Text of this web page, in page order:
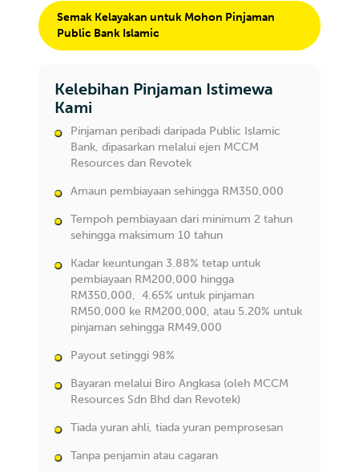
Semak Kelayakan untuk Mohon Pinjaman
Public Bank Islamic
Kelebihan Pinjaman Istimewa
Kami
Pinjaman peribadi daripada Public Islamic
Bank, dipasarkan melalui ejen MCCM
Resources dan Revotek
Amaun pembiayaan sehingga RM350,000
Tempoh pembiayaan dari minimum 2 tahun
sehingga maksimum 10 tahun
Kadar keuntungan 3.88% tetap untuk
pembiayaan RM200,000 hingga
RM350,000, 4.65% untuk pinjaman
RM50,000 ke RM200,000, atau 5.20% untuk
pinjaman sehingga RM49,000
Payout setinggi 98%
Bayaran melalui Biro Angkasa (oleh MCCM
Resources Sdn Bhd dan Revotek)
Tiada yuran ahli, tiada yuran pemprosesan
Tanpa penjamin atau cagaran